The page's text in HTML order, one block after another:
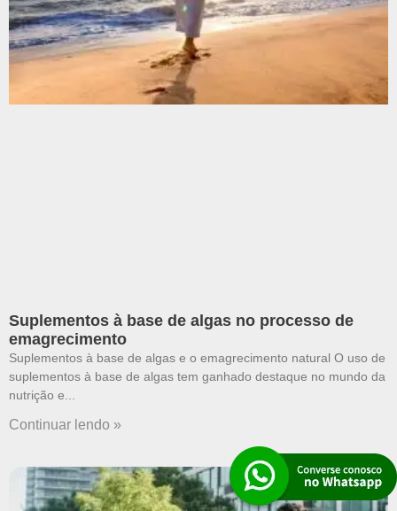
Suplementos à base de algas no processo de
emagrecimento
Suplementos à base de algas e o emagrecimento natural O uso de
suplementos à base de algas tem ganhado destaque no mundo da
nutrição e
Continuar lendo »